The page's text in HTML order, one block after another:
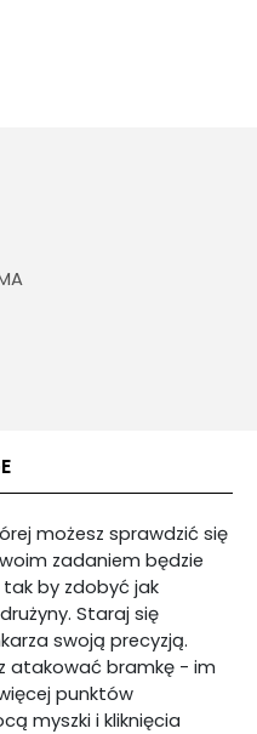
możesz sprawdzić się
zadaniem będzie
by zdobyć jak
Staraj się
swoją precyzją.
atakować bramkę - im
punktów
myszki i kliknięcia